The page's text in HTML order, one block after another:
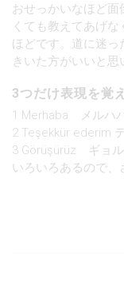
おせっかいなほど面
くても教えてあげ
ほどです。道に迷っ
きいた方がいいと思
3つだけ表現を覚
1 Merhaba メルハ
2 Teşekkür ederim
3 Görüşürüz ギョ
いろいろあるので、